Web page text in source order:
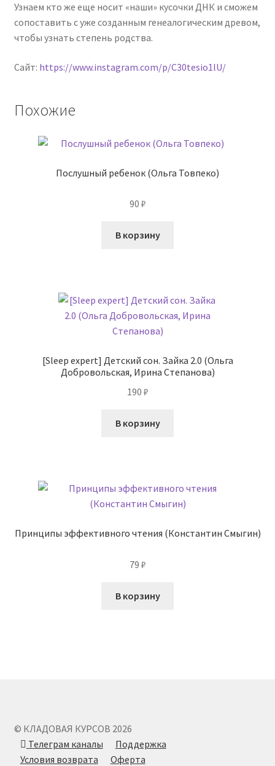
Узнаем кто же еще носит «наши» кусочки ДНК и сможем
сопоставить с уже созданным генеалогическим древом,
чтобы узнать степень родства.
Сайт: https://www.instagram.com/p/C30tesio1lU/
Похожие
Послушный ребенок (Ольга Товпеко)
90 ₽
В корзину
[Sleep expert] Детский сон. Зайка 2.0 (Ольга
Добровольская, Ирина Степанова)
190 ₽
В корзину
Принципы эффективного чтения (Константин Смыгин)
79 ₽
В корзину
© КЛАДОВАЯ КУРСОВ 2026
Телеграм каналы
Поддержка
Условия возврата
Оферта